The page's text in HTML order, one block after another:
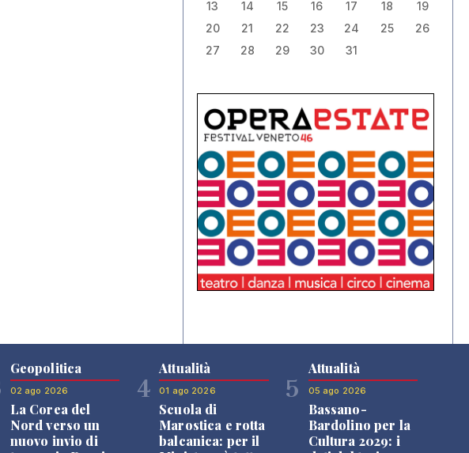
13
14 15 16 17 18
19
20
21 22 23 24 25
26
27
28 29 30 31
Geopolitica
02 ago 2026
La Corea del
Nord verso un
nuovo invio di
4
Attualità
01 ago 2026
Scuola di
Marostica e rotta
balcanica: per il
5
Attualità
05 ago 2026
Bassano-
Bardolino per la
Cultura 2029: i